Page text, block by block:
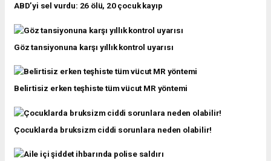
ABD’yi sel vurdu: 26 ölü, 20 çocuk kayıp
Göz tansiyonuna karşı yıllık kontrol uyarısı
Belirtisiz erken teşhiste tüm vücut MR yöntemi
Çocuklarda bruksizm ciddi sorunlara neden olabilir!